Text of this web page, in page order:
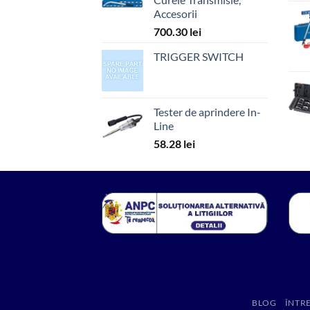
Accesorii
700.30 lei
TRIGGER SWITCH
Tester de aprindere In-
Line
58.28 lei
BLOG